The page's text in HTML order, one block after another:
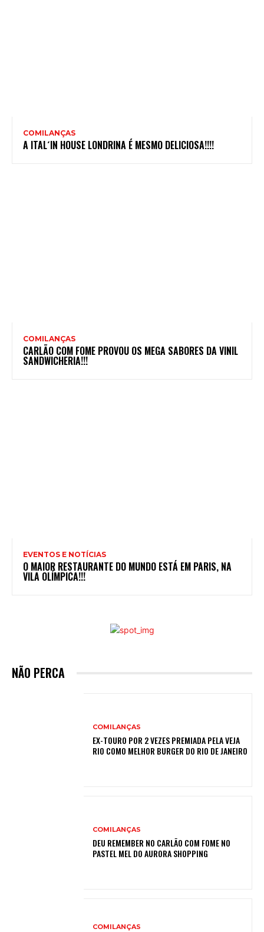
COMILANÇAS
A ITAL´IN HOUSE LONDRINA É MESMO DELICIOSA!!!!
COMILANÇAS
CARLÃO COM FOME PROVOU OS MEGA SABORES DA VINIL
SANDWICHERIA!!!
EVENTOS E NOTÍCIAS
O MAIOR RESTAURANTE DO MUNDO ESTÁ EM PARIS, NA
VILA OLÍMPICA!!!
NÃO PERCA
COMILANÇAS
EX-TOURO POR 2 VEZES PREMIADA PELA VEJA
RIO COMO MELHOR BURGER DO RIO DE JANEIRO
COMILANÇAS
DEU REMEMBER NO CARLÃO COM FOME NO
PASTEL MEL DO AURORA SHOPPING
COMILANÇAS